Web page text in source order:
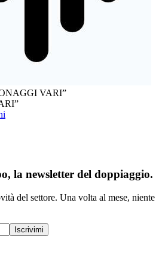
VARI”
, la newsletter del doppiaggio.
del settore. Una volta al mese, niente
Iscrivimi